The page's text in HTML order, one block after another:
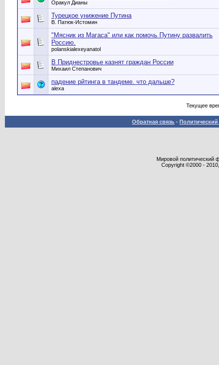
Оракул Дианы
Турецкое унижение Путина
В. Патюк-Истомин
"Мясник из Магаса" или как помочь Путину развалить
Россию.
polanskialexeyanatol
В Приднестровье казнят граждан России
Михаил Степанович
падение рйтинга в тандеме. что дальше?
alexa
Текущее
Обратная связь -
Мировой политический
Copyright ©2000 -